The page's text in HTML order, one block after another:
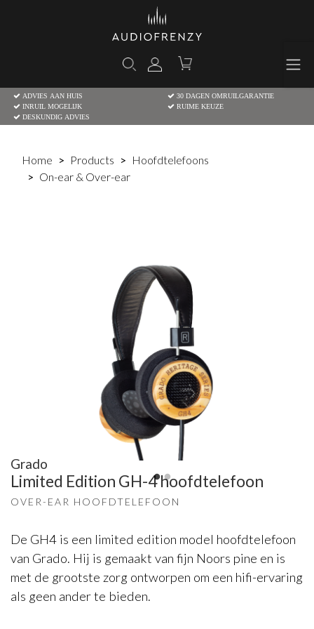
ADVIES AAN HUIS
30 DAGEN OMRUILGARANTIE
INRUIL MOGELIJK
RUIME KEUZE
DESKUNDIG ADVIES
Home Products
Hoofdtelefoons
On-ear & Over-ear
Grado
Limited Edition GH-4 hoofdtelefoon
OVER-EAR HOOFDTELEFOON
De GH4 is een limited edition model hoofdtelefoon
van Grado. Hij is gemaakt van fijn Noors pine en is
met de grootste zorg ontworpen om een hifi-ervaring
als geen ander te bieden.